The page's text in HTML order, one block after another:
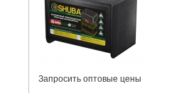
Запросить оптовые цены